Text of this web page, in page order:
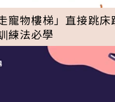
寵物樓梯」直接跳床
練法必學